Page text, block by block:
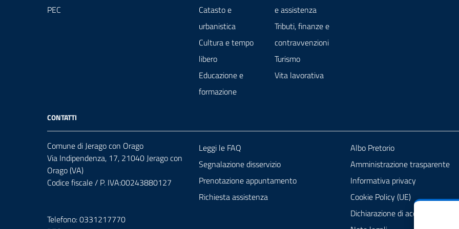
PEC
Catasto e
urbanistica
Cultura e tempo
libero
Educazione e
formazione
e assistenza
Tributi, finanze e
contravvenzioni
Turismo
Vita lavorativa
CONTATTI
Comune di Jerago con Orago
Via Indipendenza, 17, 21040 Jerago con
Orago (VA)
Codice fiscale / P. IVA:00243880127
Telefono: 0331217770
Leggi le FAQ
Segnalazione disservizio
Prenotazione appuntamento
Richiesta assistenza
Albo Pretorio
Amministrazione trasparente
Informativa privacy
Cookie Policy (UE)
Dichiarazione di accessibilità